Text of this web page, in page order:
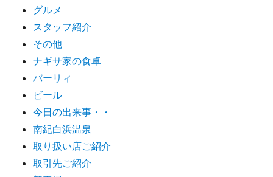
グルメ
スタッフ紹介
その他
ナギサ家の食卓
バーリィ
ビール
今日の出来事・・
南紀白浜温泉
取り扱い店ご紹介
取引先ご紹介